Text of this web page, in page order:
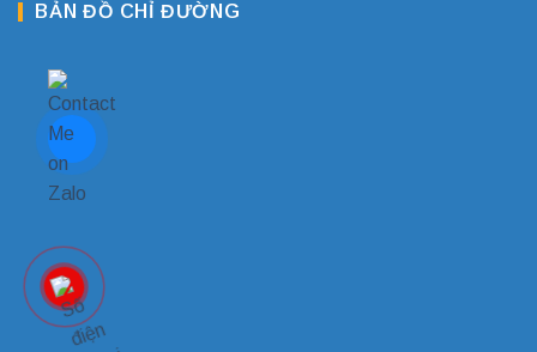
BẢN ĐỒ CHỈ ĐƯỜNG